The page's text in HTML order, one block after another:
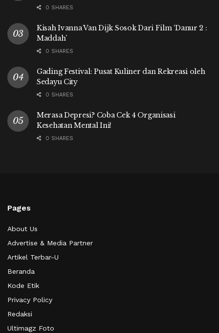
0 SHARES
Kisah Ivanna Van Dijk Sosok Dari Film ‘Danur 2 :
Maddah’
0 SHARES
Gading Festival: Pusat Kuliner dan Rekreasi oleh
Sedayu City
0 SHARES
Merasa Depresi? Coba Cek 4 Organisasi
Kesehatan Mental Ini!
0 SHARES
Pages
About Us
Advertise & Media Partner
Artikel Terbar-U
Beranda
Kode Etik
Privacy Policy
Redaksi
Ultimagz Foto